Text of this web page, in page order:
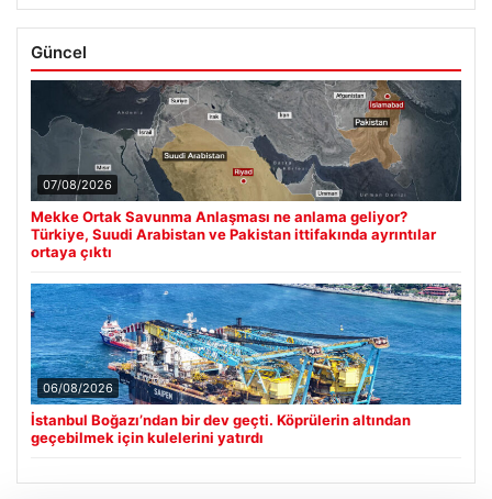
Güncel
07/08/2026
Mekke Ortak Savunma Anlaşması ne anlama geliyor?
Türkiye, Suudi Arabistan ve Pakistan ittifakında ayrıntılar
ortaya çıktı
06/08/2026
İstanbul Boğazı’ndan bir dev geçti. Köprülerin altından
geçebilmek için kulelerini yatırdı